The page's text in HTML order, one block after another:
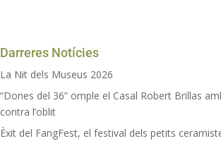
Darreres Notícies
La Nit dels Museus 2026
“Dones del 36” omple el Casal Robert Brillas
contra l’oblit
Èxit del FangFest, el festival dels petits